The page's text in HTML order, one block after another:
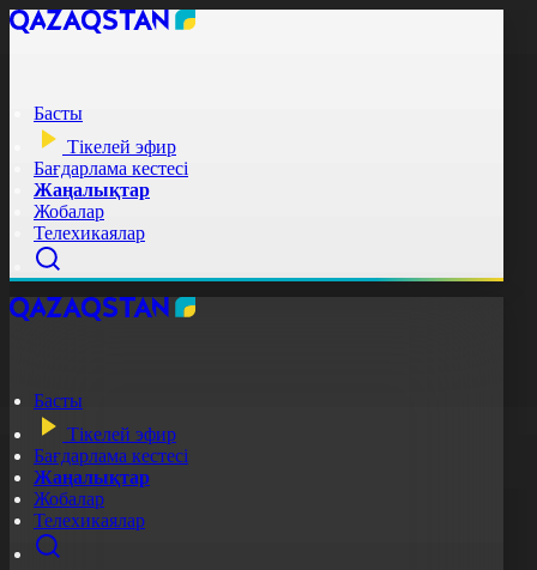
Басты
Тікелей эфир
Бағдарлама кестесі
Жаңалықтар
Жобалар
Телехикаялар
Басты
Тікелей эфир
Бағдарлама кестесі
Жаңалықтар
Жобалар
Телехикаялар